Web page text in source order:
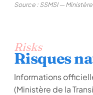
Source : SSMSI —
Risks
Risques
Informations
(Ministère de la